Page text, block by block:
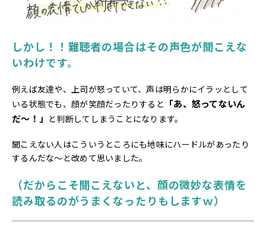
しかし！！難聴者の場合はその声色が聞こえな
いわけです。
例えば友達や、上司が怒っていて、声は明らかにイラッとして
いる状態でも、顔が笑顔だったりすると 「あ、怒ってないん
だ～！」 と判断してしまうことになります。
聞こえない人はこういうところにも地味にハードルがあったり
するんだな～と改めて思いました。
（だからこそ聞こえないと、顔の微妙な表情を
読み取るのがうまくなったりもしますｗ）